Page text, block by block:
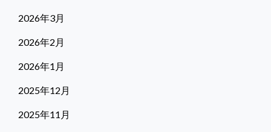
2026年3月
2026年2月
2026年1月
2025年12月
2025年11月